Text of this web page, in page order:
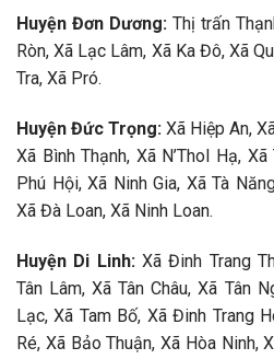
Huyện Đơn Dương: Thị trấn
Ròn, Xã Lạc Lâm, Xã Ka Đô, Xã
Tra, Xã Pró.
Huyện Đức Trọng: Xã Hiệp An,
Xã Bình Thạnh, Xã N’Thol Hạ,
Phú Hội, Xã Ninh Gia, Xã Tà
Xã Đà Loan, Xã Ninh Loan.
Huyện Di Linh:Xã Đinh Trang
Tân Lâm, Xã Tân Châu, Xã Tân
Lạc, Xã Tam Bố, Xã Đinh Trang
Ré, Xã Bảo Thuận, Xã Hòa Ninh,